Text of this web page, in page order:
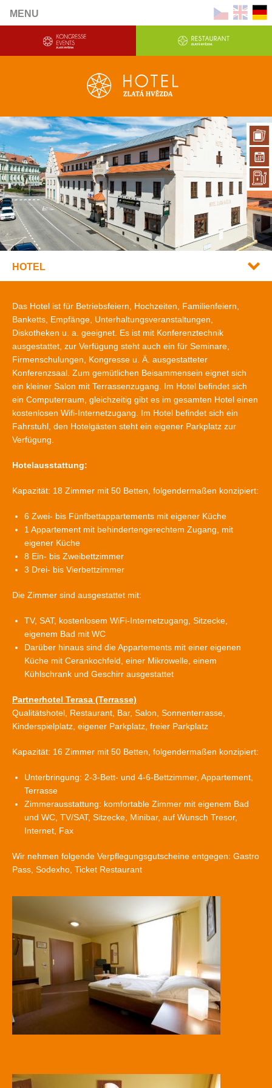
MENU
HOTEL
Das Hotel ist für Betriebsfeiern, Hochzeiten, Familienfeiern,
Banketts, Empfänge, Unterhaltungsveranstaltungen,
Diskotheken u. a. geeignet. Es ist mit Konferenztechnik
ausgestattet, zur Verfügung steht auch ein für Seminare,
Firmenschulungen, Kongresse u. Ä. ausgestatteter
Konferenzsaal. Zum gemütlichen Beisammensein eignet sich
ein kleiner Salon mit Terrassenzugang. Im Hotel befindet sich
ein Computerraum, gleichzeitig gibt es im gesamten Hotel einen
kostenlosen Wifi-Internetzugang. Im Hotel befindet sich ein
Fahrstuhl, den Hotelgästen steht ein eigener Parkplatz zur
Verfügung.
Hotelausstattung:
Kapazität: 18 Zimmer mit 50 Betten, folgendermaßen konzipiert:
6 Zwei- bis Fünfbettappartements mit eigener Küche
1 Appartement mit behindertengerechtem Zugang, mit
eigener Küche
8 Ein- bis Zweibettzimmer
3 Drei- bis Vierbettzimmer
Die Zimmer sind ausgestattet mit:
TV, SAT, kostenlosem WiFi-Internetzugang, Sitzecke,
eigenem Bad mit WC
Darüber hinaus sind die Appartements mit einer eigenen
Küche mit Cerankochfeld, einer Mikrowelle, einem
Kühlschrank und Geschirr ausgestattet
Partnerhotel Terasa (Terrasse)
Qualitätshotel, Restaurant, Bar, Salon, Sonnenterrasse,
Kinderspielplatz, eigener Parkplatz, freier Parkplatz
Kapazität: 16 Zimmer mit 50 Betten, folgendermaßen konzipiert:
Unterbringung: 2-3-Bett- und 4-6-Bettzimmer, Appartement,
Terrasse
Zimmerausstattung: komfortable Zimmer mit eigenem Bad
und WC, TV/SAT, Sitzecke, Minibar, auf Wunsch Tresor,
Internet, Fax
Wir nehmen folgende Verpflegungsgutscheine entgegen: Gastro
Pass, Sodexho, Ticket Restaurant